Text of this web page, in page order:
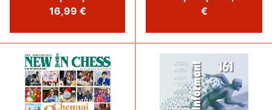
16,99 €
€